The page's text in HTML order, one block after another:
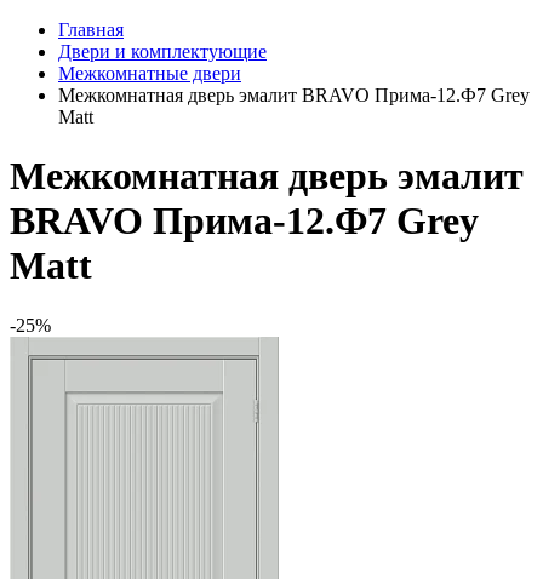
Главная
Двери и комплектующие
Межкомнатные двери
Межкомнатная дверь эмалит BRAVO Прима-12.Ф7 Grey
Matt
Межкомнатная дверь эмалит
BRAVO Прима-12.Ф7 Grey
Matt
-25%